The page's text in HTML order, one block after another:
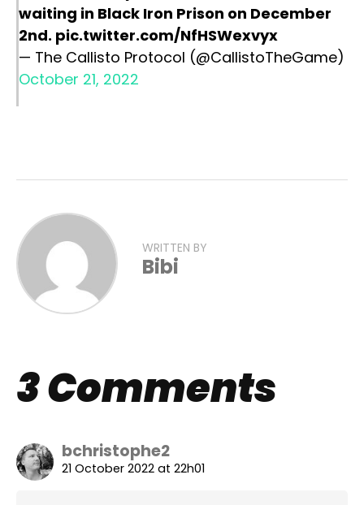
waiting in Black Iron Prison on December
2nd. pic.twitter.com/NfHSWexvyx
— The Callisto Protocol (@CallistoTheGame)
October 21, 2022
WRITTEN BY
Bibi
3 Comments
bchristophe2
21 October 2022 at 22h01